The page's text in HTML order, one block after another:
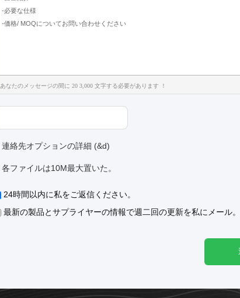
あなたのメッセージの間に 20 3,000 文字する必要があります ！
連絡先オプションの詳細 (&d)
各ファイルは10M最大置いた。
24時間以内に私をご返信ください。
最新の製品とサプライヤーの情報で週二回の更新を私にメール。